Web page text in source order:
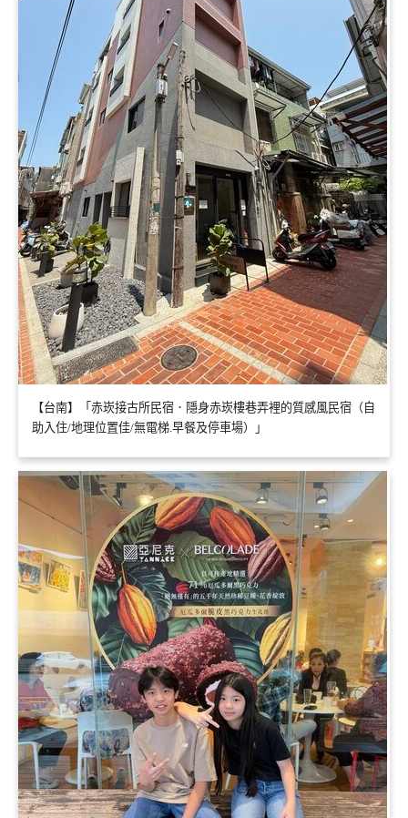
【台南】「赤崁接古所民宿．隱身赤崁樓巷弄裡的質感風民宿（自
助入住/地理位置佳/無電梯.早餐及停車場）」